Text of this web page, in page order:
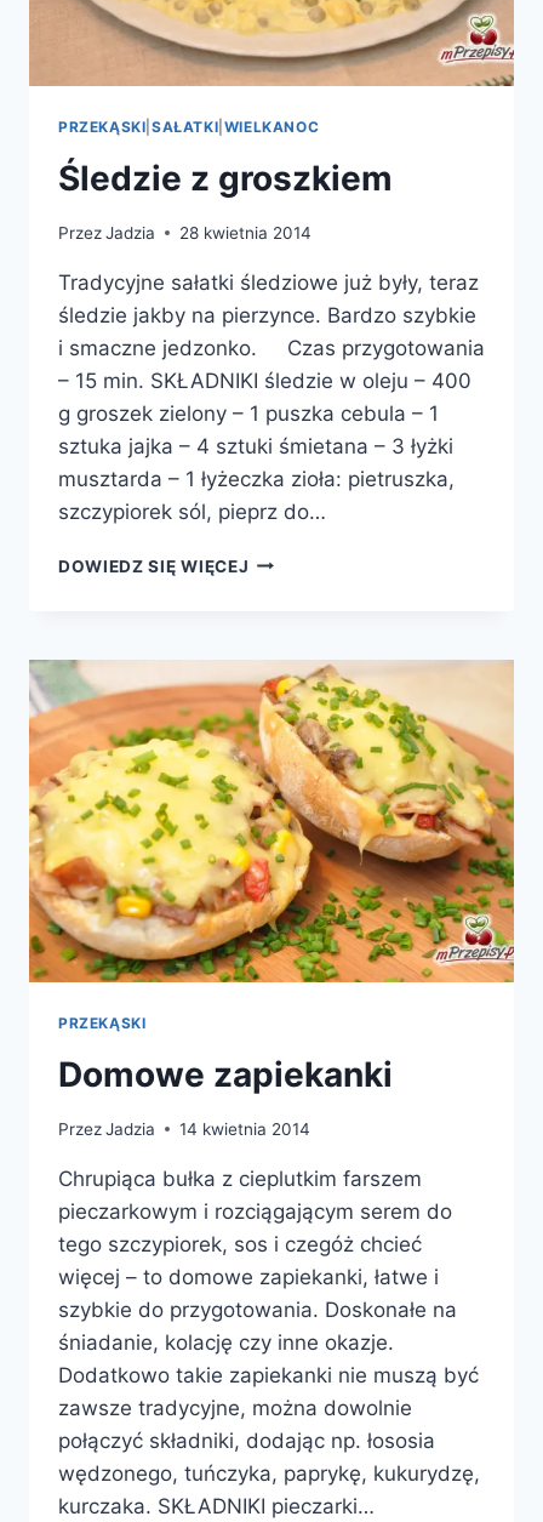
PRZEKĄSKI SAŁATKI WIELKANOC
Śledzie z groszkiem
PrzezJadzia 28 kwietnia 2014
Tradycyjne sałatki śledziowe już były, teraz
śledzie jakby na pierzynce. Bardzo szybkie
i smaczne jedzonko. Czas przygotowania
– 15 min. SKŁADNIKI śledzie w oleju – 400
g groszek zielony – 1 puszka cebula – 1
sztuka jajka – 4 sztuki śmietana – 3 łyżki
musztarda – 1 łyżeczka zioła: pietruszka,
szczypiorek sól, pieprz do…
DOWIEDZ SIĘ WIĘCEJ ŚLEDZIE
PRZEKĄSKI
Domowe zapiekanki
PrzezJadzia 14 kwietnia 2014
Chrupiąca bułka z cieplutkim farszem
pieczarkowym i rozciągającym serem do
tego szczypiorek, sos i czegóż chcieć
więcej – to domowe zapiekanki, łatwe i
szybkie do przygotowania. Doskonałe na
śniadanie, kolację czy inne okazje.
Dodatkowo takie zapiekanki nie muszą być
zawsze tradycyjne, można dowolnie
połączyć składniki, dodając np. łososia
wędzonego, tuńczyka, paprykę, kukurydzę,
kurczaka. SKŁADNIKI pieczarki…